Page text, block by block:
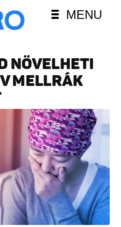
MENU
NÖVELHETI
MELLRÁK